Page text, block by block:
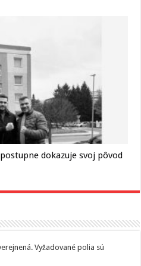
dokazuje svoj pôvod
Vyžadované polia sú